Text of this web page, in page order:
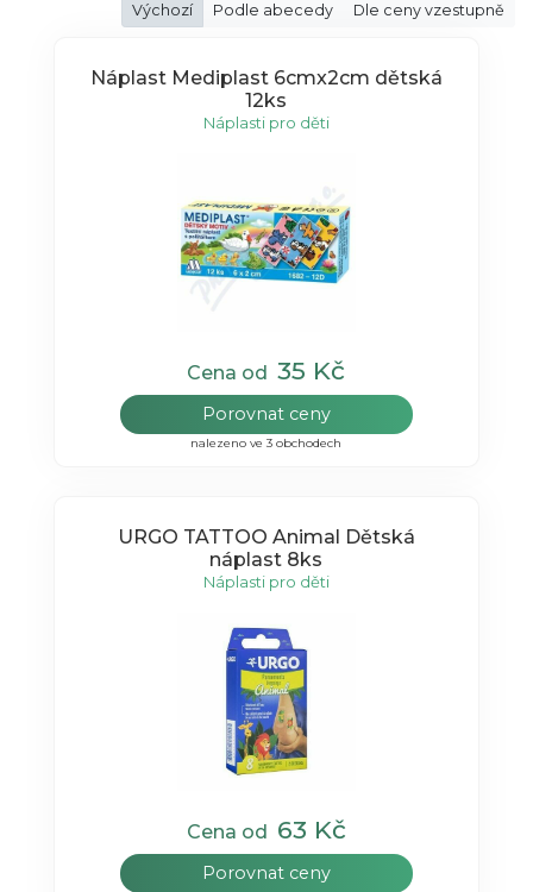
Výchozí Podle abecedy Dle ceny vzestupně
Náplast Mediplast 6cmx2cm dětská
12ks
Náplasti pro děti
Cena od35 Kč
Porovnat ceny
nalezeno ve 3 obchodech
URGO TATTOO Animal Dětská
náplast 8ks
Náplasti pro děti
Cena od 63 Kč
Porovnat ceny